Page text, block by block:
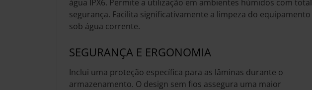
água IPX6. Permite a utilização em ambientes húmidos com total
segurança. Facilita significativamente a limpeza do equipamento
sob água corrente.
SEGURANÇA E ERGONOMIA
Inclui uma proteção específica para as lâminas durante o
armazenamento. O design sem fios assegura uma maior